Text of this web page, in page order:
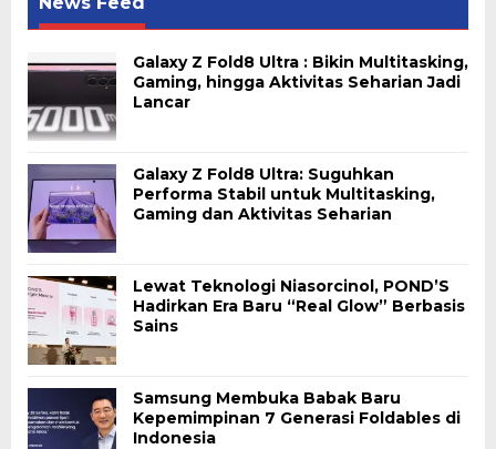
Galaxy Z Fold8 Ultra : Bikin Multitasking,
Gaming, hingga Aktivitas Seharian Jadi
Lancar
Galaxy Z Fold8 Ultra: Suguhkan
Performa Stabil untuk Multitasking,
Gaming dan Aktivitas Seharian
Lewat Teknologi Niasorcinol, POND’S
Hadirkan Era Baru “Real Glow” Berbasis
Sains
Samsung Membuka Babak Baru
Kepemimpinan 7 Generasi Foldables di
Indonesia